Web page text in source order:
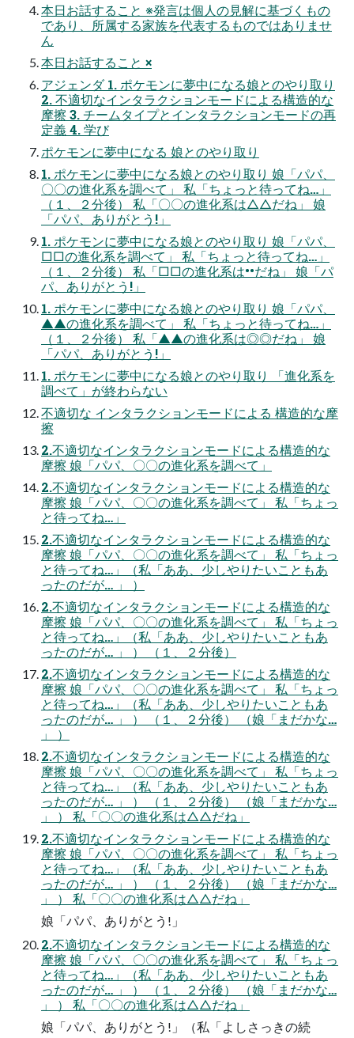
本日お話すること ※発言は個人の見解に基づくもの
であり、所属する家族を代表するものではありませ
ん
本日お話すること ×
アジェンダ 1. ポケモンに夢中になる娘とのやり取り
2. 不適切なインタラクションモードによる構造的な
摩擦 3. チームタイプとインタラクションモードの再
定義 4. 学び
ポケモンに夢中になる 娘とのやり取り
1. ポケモンに夢中になる娘とのやり取り 娘「パパ、
〇〇の進化系を調べて」 私「ちょっと待ってね…」
（１、２分後） 私「〇〇の進化系は△△だね」 娘
「パパ、ありがとう!」
1. ポケモンに夢中になる娘とのやり取り 娘「パパ、
□□の進化系を調べて」 私「ちょっと待ってね…」
（１、２分後） 私「□□の進化系は••だね」 娘「パ
パ、ありがとう!」
1. ポケモンに夢中になる娘とのやり取り 娘「パパ、
▲▲の進化系を調べて」 私「ちょっと待ってね…」
（１、２分後） 私「▲▲の進化系は◎◎だね」 娘
「パパ、ありがとう!」
1. ポケモンに夢中になる娘とのやり取り 「進化系を
調べて」が終わらない
不適切な インタラクションモードによる 構造的な摩
擦
2.不適切なインタラクションモードによる構造的な
摩擦 娘「パパ、〇〇の進化系を調べて」
2.不適切なインタラクションモードによる構造的な
摩擦 娘「パパ、〇〇の進化系を調べて」 私「ちょっ
と待ってね…」
2.不適切なインタラクションモードによる構造的な
摩擦 娘「パパ、〇〇の進化系を調べて」 私「ちょっ
と待ってね…」（私「ああ、少しやりたいこともあ
ったのだが… 」 ）
2.不適切なインタラクションモードによる構造的な
摩擦 娘「パパ、〇〇の進化系を調べて」 私「ちょっ
と待ってね…」（私「ああ、少しやりたいこともあ
ったのだが… 」 ） （１、２分後）
2.不適切なインタラクションモードによる構造的な
摩擦 娘「パパ、〇〇の進化系を調べて」 私「ちょっ
と待ってね…」（私「ああ、少しやりたいこともあ
ったのだが… 」 ） （１、２分後） （娘「まだかな…
」 ）
2.不適切なインタラクションモードによる構造的な
摩擦 娘「パパ、〇〇の進化系を調べて」 私「ちょっ
と待ってね…」（私「ああ、少しやりたいこともあ
ったのだが… 」 ） （１、２分後） （娘「まだかな…
」 ） 私「〇〇の進化系は△△だね」
2.不適切なインタラクションモードによる構造的な
摩擦 娘「パパ、〇〇の進化系を調べて」 私「ちょっ
と待ってね…」（私「ああ、少しやりたいこともあ
ったのだが… 」 ） （１、２分後） （娘「まだかな…
」 ） 私「〇〇の進化系は△△だね」
娘「パパ、ありがとう!」
2.不適切なインタラクションモードによる構造的な
摩擦 娘「パパ、〇〇の進化系を調べて」 私「ちょっ
と待ってね…」（私「ああ、少しやりたいこともあ
ったのだが… 」 ） （１、２分後） （娘「まだかな…
」 ） 私「〇〇の進化系は△△だね」
娘「パパ、ありがとう!」（私「よしさっきの続